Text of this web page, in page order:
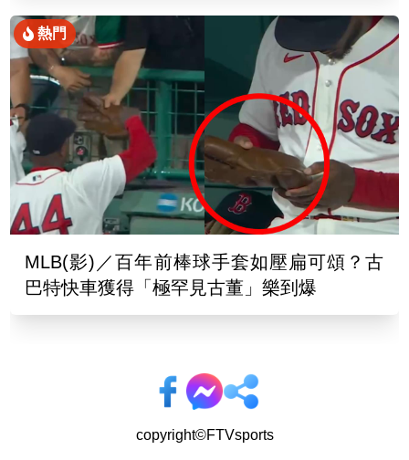
熱門
MLB(影)／百年前棒球手套如壓扁可頌？古
巴特快車獲得「極罕見古董」樂到爆
copyright©FTVsports